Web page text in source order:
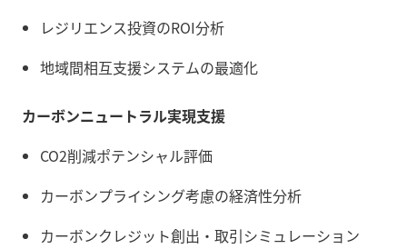
レジリエンス投資のROI分析
地域間相互支援システムの最適化
カーボンニュートラル実現支援
CO2削減ポテンシャル評価
カーボンプライシング考慮の経済性分析
カーボンクレジット創出・取引シミュレーション